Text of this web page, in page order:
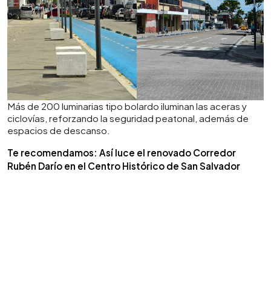
Más de 200 luminarias tipo bolardo iluminan las aceras y
ciclovías, reforzando la seguridad peatonal, además de
espacios de descanso.
Te recomendamos: Así luce el renovado Corredor
Rubén Darío en el Centro Histórico de San Salvador